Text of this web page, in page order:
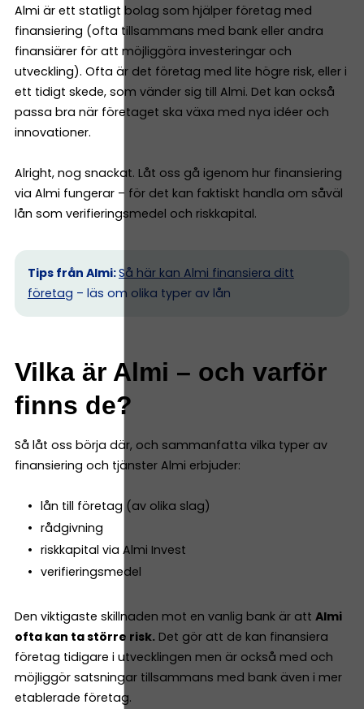
Almi är ett statligt bolag som hjälper företag med
finansiering (ofta tillsammans med bank eller andra
finansiärer för att möjliggöra investeringar och
utveckling). Ofta är det företag med lite högre risk, eller i
ett tidigt skede, som vänder sig till Almi. Det kan också
passa bra när företaget ska växa med nya idéer och
innovationer.
Alright, nog snackat. Låt oss gå igenom hur finansiering
via Almi fungerar – för det kan faktiskt handla om såväl
lån som verifieringsmedel och riskkapital.
Tips från Almi:Så här kan Almi finansiera ditt
företag – läs om olika typer av lån
Vilka är Almi – och varför
finns de?
Så låt oss börja där, och sammanfatta vilka typer av
finansiering och tjänster Almi erbjuder:
lån till företag (av olika slag)
rådgivning
riskkapital via Almi Invest
verifieringsmedel
Den viktigaste skillnaden mot en vanlig bank är att Almi
ofta kan ta större risk. Det gör att de kan finansiera
företag tidigare i utvecklingen men är också med och
möjliggör satsningar tillsammans med bank även i mer
etablerade företag.